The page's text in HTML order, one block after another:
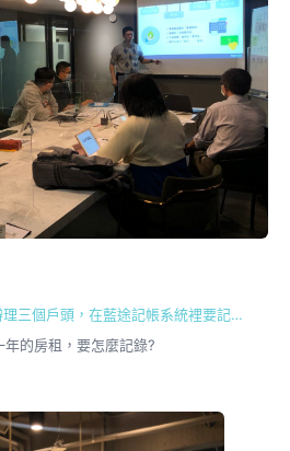
Clip1：請問同間銀行有辦理三個戶頭，在藍途記帳系統裡要記錄幾個資金帳戶呢？
的房租，要怎麼記錄?